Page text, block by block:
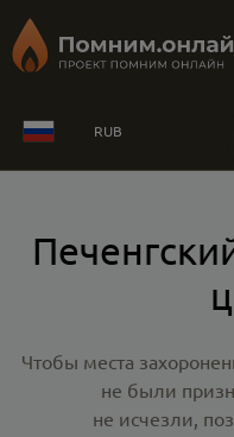
RUB
Чтобы места
не были
не исчезли,